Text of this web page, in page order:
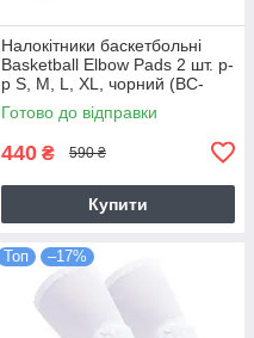
Налокітники баскетбольні
Basketball Elbow Pads 2 шт. р-
р S, M, L, XL, чорний (BC-
5666-2)
Готово до відправки
440 ₴ 590 ₴
Купити
Топ –17%